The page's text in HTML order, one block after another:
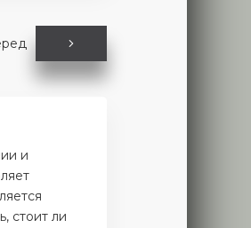
и
стоит ли